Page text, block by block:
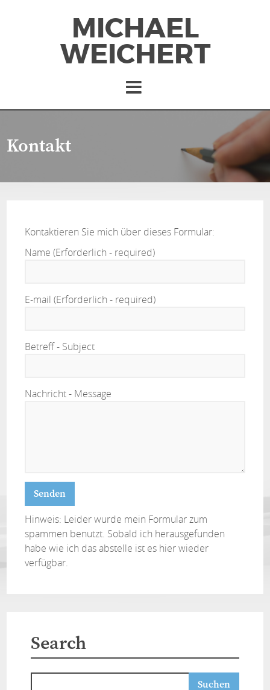
MICHAEL
WEICHERT
Kontakt
Kontaktieren Sie mich über dieses Formular:
Name (Erforderlich - required)
E-mail (Erforderlich - required)
Betreff - Subject
Nachricht - Message
Hinweis: Leider wurde mein Formular zum
spammen benutzt. Sobald ich herausgefunden
habe wie ich das abstelle ist es hier wieder
verfügbar.
Search